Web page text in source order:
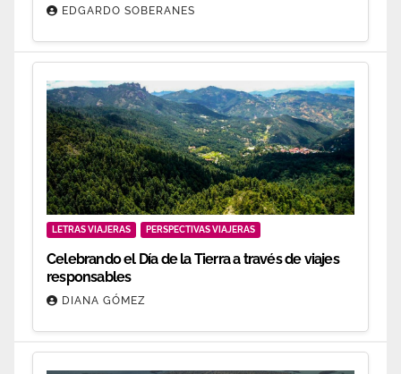
EDGARDO SOBERANES
LETRAS VIAJERAS PERSPECTIVAS VIAJERAS
Celebrando el Día de la Tierra a través de viajes
responsables
DIANA GÓMEZ